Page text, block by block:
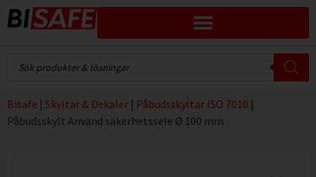
Bisafe | Skyltar & Dekaler | Påbudsskyltar ISO 7010 |
Påbudsskylt Använd säkerhetssele Ø 100 mm